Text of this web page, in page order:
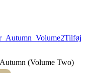
Tilføj
(Volume Two)